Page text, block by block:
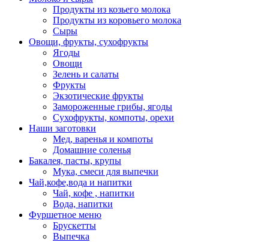
Продукты из козьего молока
Продукты из коровьего молока
Сыры
Овощи, фрукты, сухофрукты
Ягоды
Овощи
Зелень и салаты
Фрукты
Экзотические фрукты
Замороженные грибы, ягоды
Сухофрукты, компоты, орехи
Наши заготовки
Мед, варенья и компоты
Домашние соленья
Бакалея, пасты, крупы
Мука, смеси для выпечки
Чай,кофе,вода и напитки
Чай, кофе , напитки
Вода, напитки
Фуршетное меню
Брускетты
Выпечка